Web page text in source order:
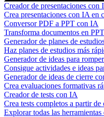
Creador de presentaciones con
Crea presentaciones con IA en
Conversor PDF a PPT con IA
Transforma documentos en
Generador de planes de
Haz planes de estudios más
Generador de ideas para
Consigue actividades e ideas
Generador de ideas de cierre
Crea evaluaciones formativas
Creador de tests con IA
Crea tests completos a partir
Explorar todas las herramientas